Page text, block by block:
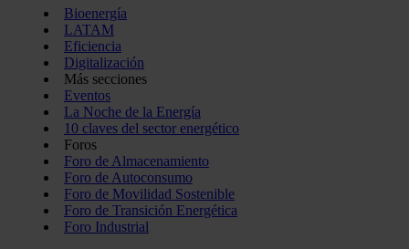
Bioenergía
LATAM
Eficiencia
Digitalización
Más secciones
Eventos
La Noche de la Energía
10 claves del sector energético
Foros
Foro de Almacenamiento
Foro de Autoconsumo
Foro de Movilidad Sostenible
Foro de Transición Energética
Foro Industrial